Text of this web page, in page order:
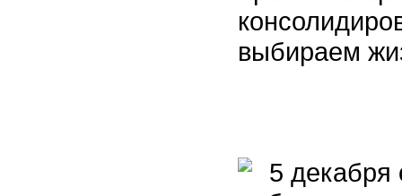
выбираем
5 декабря